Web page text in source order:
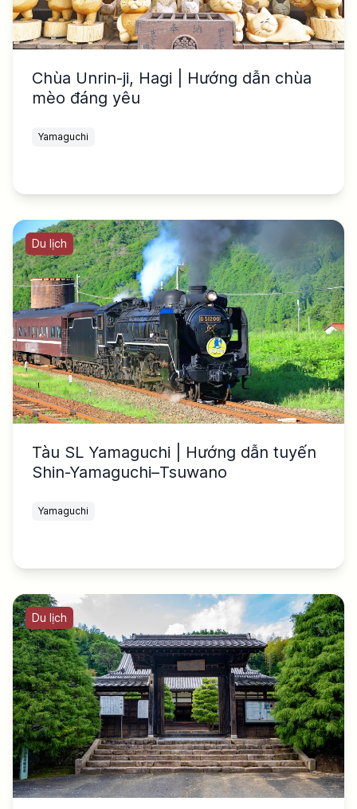
Chùa Unrin-ji, Hagi | Hướng dẫn chùa
mèo đáng yêu
Yamaguchi
Du lịch
Tàu SL Yamaguchi | Hướng dẫn tuyến
Shin-Yamaguchi–Tsuwano
Yamaguchi
Du lịch